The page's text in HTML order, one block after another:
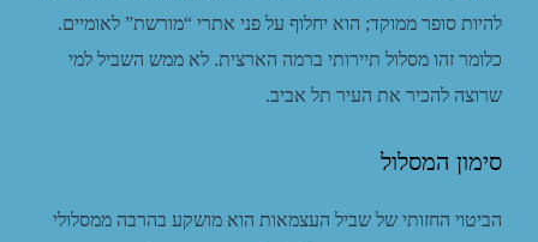
להיות סופר ממוקד; הוא יחלוף על פני אתרי “מורשת” לאומיים.
כלומר זהו מסלול תיירותי ברמה הארצית. לא ממש השביל למי
שרוצה להכיר את העיר תל אביב.
סימון המסלול
הביטוי החזותי של שביל העצמאות הוא מושקע בהרבה ממסלולי